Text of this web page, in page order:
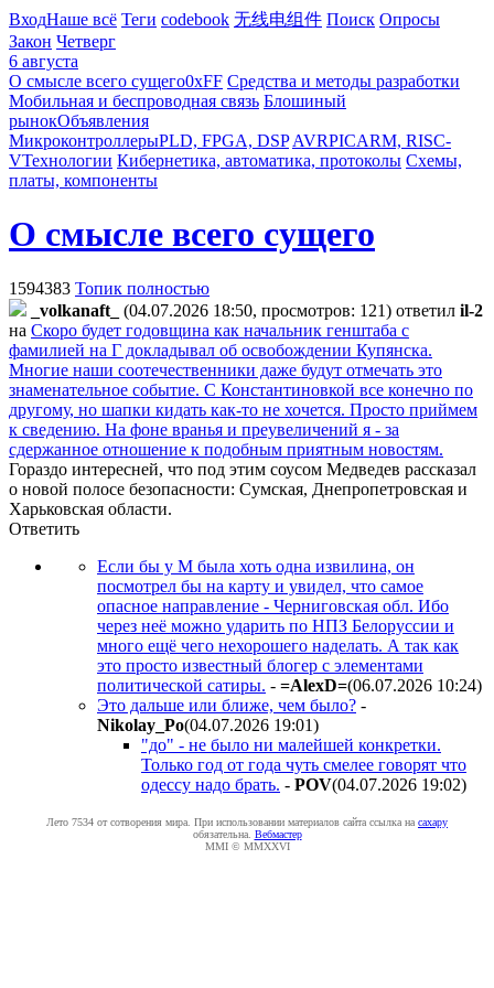
ВходНаше всё Теги codebook 无线电组件 Поиск Опросы
Закон Четверг
6 августа
О смысле всего сущего0xFF Средства и методы разработки
Мобильная и беспроводная связь Блошиный
рынокОбъявления
МикроконтроллерыPLD, FPGA, DSP AVRPICARM, RISC-
VТехнологии Кибернетика, автоматика, протоколы Схемы,
платы, компоненты
О смысле всего сущего
1594383 Топик полностью
_volkanaft_
(04.07.2026 18:50, просмотров: 121) ответил il-2
на Скоро будет годовщина как начальник генштаба с
фамилией на Г докладывал об освобождении Купянска.
Многие наши соотечественники даже будут отмечать это
знаменательное событие. С Константиновкой все конечно по
другому, но шапки кидать как-то не хочется. Просто приймем
к сведению. На фоне вранья и преувеличений я - за
сдержанное отношение к подобным приятным новостям.
Гораздо интересней, что под этим соусом Медведев рассказал
о новой полосе безопасности: Сумская, Днепропетровская и
Харьковская области.
Ответить
Если бы у М была хоть одна извилина, он
посмотрел бы на карту и увидел, что самое
опасное направление - Черниговская обл. Ибо
через неё можно ударить по НПЗ Белоруссии и
много ещё чего нехорошего наделать. А так как
это просто известный блогер с элементами
политической сатиры. - =AlexD=(06.07.2026 10:24)
Это дальше или ближе, чем было? -
Nikolay_Po(04.07.2026 19:01)
"до" - не было ни малейшей конкретки.
Только год от года чуть смелее говорят что
одессу надо брать. - POV(04.07.2026 19:02)
Лето 7534 от сотворения мира. При использовании материалов сайта ссылка на caxapу
обязательна. Вебмастер
MMI © MMXXVI